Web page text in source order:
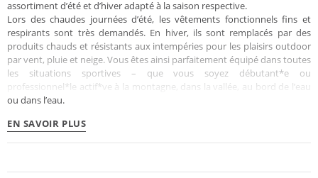
assortiment d’été et d’hiver adapté à la saison respective.
Lors des chaudes journées d’été, les vêtements fonctionnels fins et
respirants sont très demandés. En hiver, ils sont remplacés par des
produits chauds et résistants aux intempéries pour les plaisirs outdoor
par vent, pluie et neige. Vous êtes ainsi parfaitement équipé dans toutes
les situations sportives – que vous soyez débutant*e ou
professionnel*le actif*ve à la montagne, dans la vallée, au bord de l’eau
ou dans l’eau.
EN SAVOIR PLUS